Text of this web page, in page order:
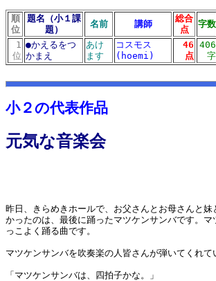
順
位
題名（小１課
題）
名前 講師
総合
点
字数
1
位
●かえるをつ
かまえ
あけ
ます
コスモス
(hoemi)
46
点
406
字
小２の代表作品
元気な音楽会
昨日、きらめきホールで、お父さんとお母さんと
かったのは、最後に踊ったマツケンサンバです。
っこよく踊る曲です。
マツケンサンバを吹奏楽の人皆さんが弾いてくれて
「マツケンサンバは、四拍子かな。」